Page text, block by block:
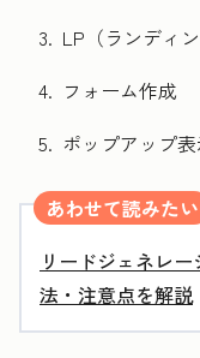
LP（ランディ
フォーム作成
ポップアップ
あわせて読みたい
リードジェネレ
法・注意点を解説